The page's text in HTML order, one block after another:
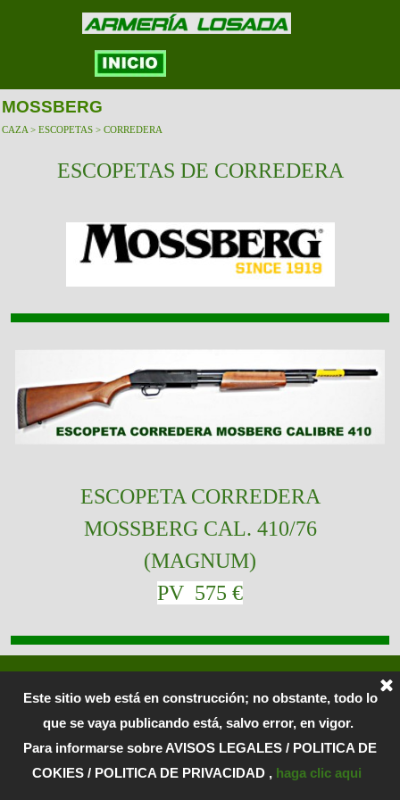
MOSSBERG
CAZA > ESCOPETAS > CORREDERA
ESCOPETAS DE CORREDERA
ESCOPETA CORREDERA
MOSSBERG CAL. 410/76
(MAGNUM)
PV 575 €
Este sitio web está en construcción; no obstante, todo lo
que se vaya publicando está, salvo error, en vigor.
Para informarse sobre AVISOS LEGALES / POLITICA DE
COKIES / POLITICA DE PRIVACIDAD , haga clic aqui